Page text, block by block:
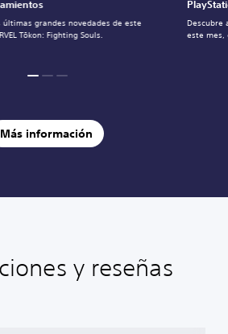
últimas grandes novedades de este
Tōkon: Fighting Souls.
Descubre
este mes,
Más información
y reseñas